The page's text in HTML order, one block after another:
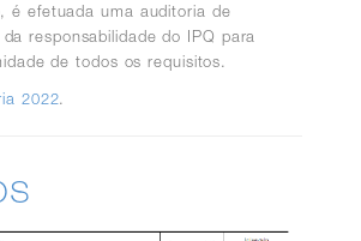
é efetuada uma auditoria de
responsabilidade do IPQ para
de todos os requisitos.
2022.